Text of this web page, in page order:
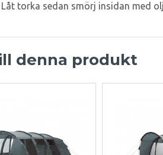
torka sedan smörj insidan med
denna produkt